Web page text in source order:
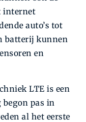
internet
auto’s tot
batterij kunnen
en
LTE is een
pas in
al het eerste